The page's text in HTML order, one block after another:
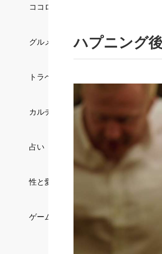
ココロ/カラダ
グルメ
トラベル
カルチャー/エンタメ
占い
性と愛
ゲーム
ハプニング